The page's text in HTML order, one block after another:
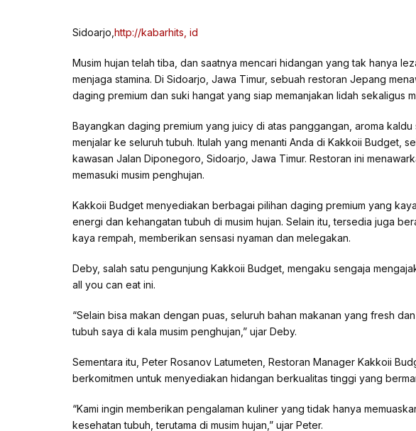
Sidoarjo, http://kabarhits, id
Musim hujan telah tiba, dan saatnya mencari hidangan yang tak hanya
menjaga stamina. Di Sidoarjo, Jawa Timur, sebuah restoran Jepang
daging premium dan suki hangat yang siap memanjakan lidah sekaligus
Bayangkan daging premium yang juicy di atas panggangan, aroma
menjalar ke seluruh tubuh. Itulah yang menanti Anda di Kakkoii Budget,
kawasan Jalan Diponegoro, Sidoarjo, Jawa Timur. Restoran ini
memasuki musim penghujan.
Kakkoii Budget menyediakan berbagai pilihan daging premium yang
energi dan kehangatan tubuh di musim hujan. Selain itu, tersedia juga
kaya rempah, memberikan sensasi nyaman dan melegakan.
Deby, salah satu pengunjung Kakkoii Budget, mengaku sengaja
all you can eat ini.
“Selain bisa makan dengan puas, seluruh bahan makanan yang fresh
tubuh saya di kala musim penghujan,” ujar Deby.
Sementara itu, Peter Rosanov Latumeten, Restoran Manager Kakkoii
berkomitmen untuk menyediakan hidangan berkualitas tinggi yang
“Kami ingin memberikan pengalaman kuliner yang tidak hanya
kesehatan tubuh, terutama di musim hujan,” ujar Peter.